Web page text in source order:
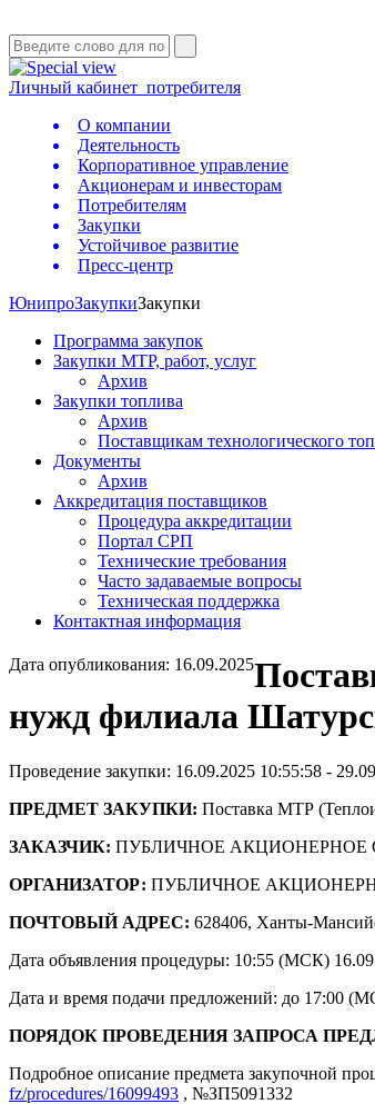
Личный кабинет потребителя
О компании
Деятельность
Корпоративное управление
Акционерам и инвесторам
Потребителям
Закупки
Устойчивое развитие
Пресс-центр
ЮнипроЗакупкиЗакупки
Программа закупок
Закупки МТР, работ, услуг
Архив
Закупки топлива
Архив
Поставщикам технологического
Документы
Архив
Аккредитация поставщиков
Процедура аккредитации
Портал СРП
Технические требования
Часто задаваемые вопросы
Техническая поддержка
Контактная информация
Дата опубликования: 16.09.2025
нужд филиала
Проведение закупки: 16.09.2025 10:55:58 -
ПРЕДМЕТ ЗАКУПКИ: Поставка МТР
ЗАКАЗЧИК: ПУБЛИЧНОЕ
ОРГАНИЗАТОР: ПУБЛИЧНОЕ
ПОЧТОВЫЙ АДРЕС: 628406, Ханты-
Дата объявления процедуры: 10:55 (МСК)
Дата и время подачи предложений: до 17:00
ПОРЯДОК ПРОВЕДЕНИЯ ЗАПРОСА
Подробное описание предмета закупочной
fz/procedures/16099493 , №ЗП5091332